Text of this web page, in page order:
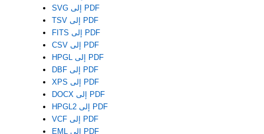
SVG إلى PDF
TSV إلى PDF
FITS إلى PDF
CSV إلى PDF
HPGL إلى PDF
DBF إلى PDF
XPS إلى PDF
DOCX إلى PDF
HPGL2 إلى PDF
VCF إلى PDF
EML إلى PDF